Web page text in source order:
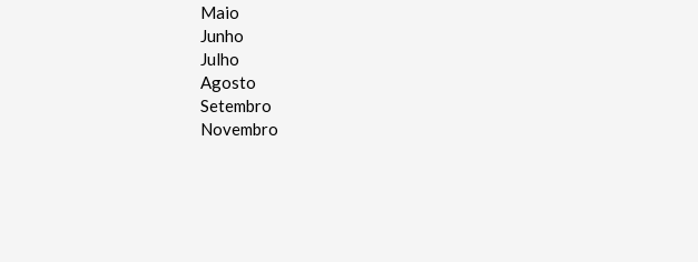
Maio
Junho
Julho
Agosto
Setembro
Novembro